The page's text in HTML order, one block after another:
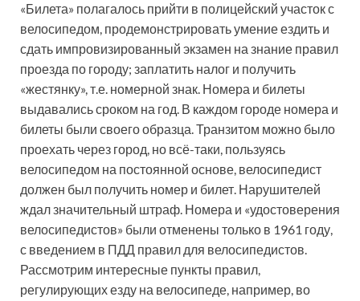
«Билета» полагалось прийти в полицейский участок с
велосипедом, продемонстрировать умение ездить и
сдать импровизированный экзамен на знание правил
проезда по городу; заплатить налог и получить
«жестянку», т.е. номерной знак. Номера и билеты
выдавались сроком на год. В каждом городе номера и
билеты были своего образца. Транзитом можно было
проехать через город, но всё-таки, пользуясь
велосипедом на постоянной основе, велосипедист
должен был получить номер и билет. Нарушителей
ждал значительный штраф. Номера и «удостоверения
велосипедистов» были отменены только в 1961 году,
с введением в ПДД правил для велосипедистов.
Рассмотрим интересные пункты правил,
регулирующих езду на велосипеде, например, во